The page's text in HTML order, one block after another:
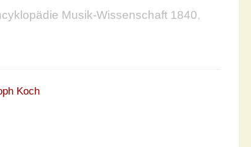
Musik-Wissenschaft 1840,
Koch